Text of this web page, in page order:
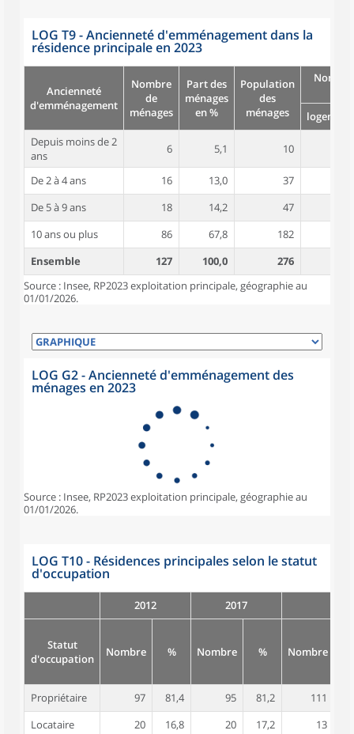
LOG T9 - Ancienneté d'emménagement dans la
résidence principale en 2023
Ancienneté
d'emménagement
Nombre
de
ménages
Part des
ménages
en %
Population
des
ménages
logement
Depuis moins de 2
ans
6 5,1 10
De 2 à 4 ans 16 13,0 37
De 5 à 9 ans
18 14,2 47
10 ans ou plus
86 67,8 182
Ensemble
127 100,0 276
Source : Insee, RP2023 exploitation principale, géographie au
01/01/2026.
LOG G2 - Ancienneté d'emménagement des
ménages en 2023
Source : Insee, RP2023 exploitation principale, géographie au
01/01/2026.
LOG T10 - Résidences principales selon le statut
d'occupation
2012 2017
Statut
d'occupation
Nombre % Nombre % Nombre
Propriétaire 97 81,4 95 81,2 111
Locataire
20 16,8 20 17,2 13